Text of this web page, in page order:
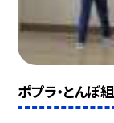
ポプラ・とん